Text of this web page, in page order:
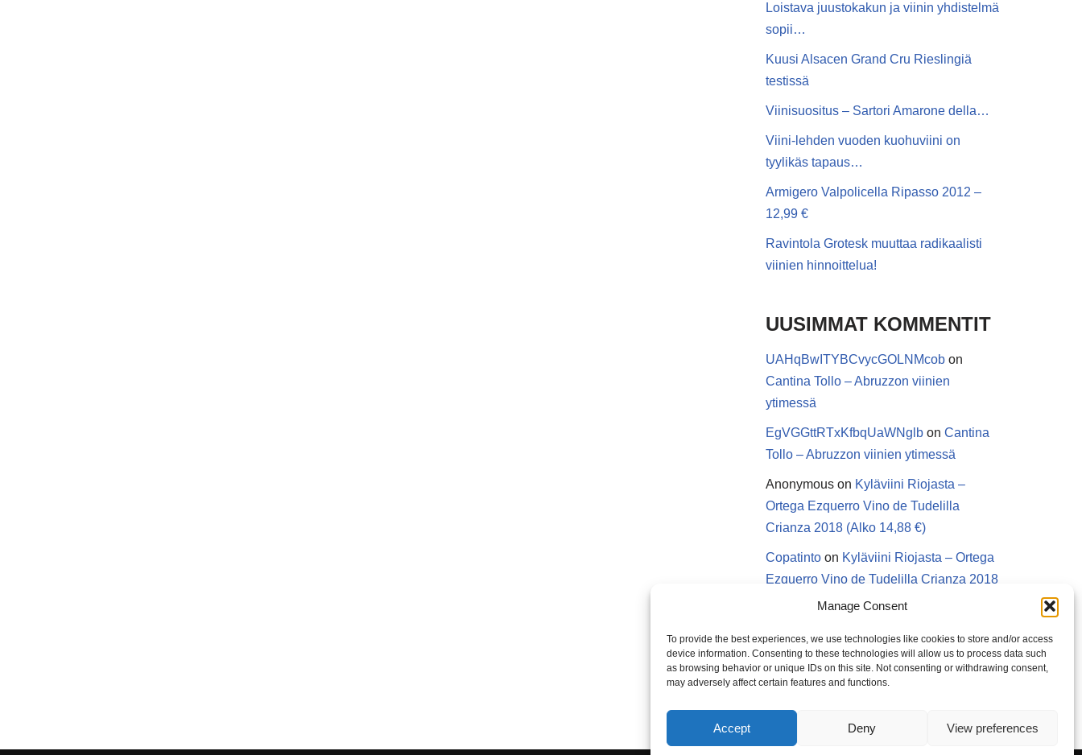
Manage Consent
To provide the best experiences, we use technologies like cookies to store and/or access
device information. Consenting to these technologies will allow us to process data such
as browsing behavior or unique IDs on this site. Not consenting or withdrawing consent,
may adversely affect certain features and functions.
Accept Deny View preferences
Loistava juustokakun ja viinin yhdistelmä
sopii…
Kuusi Alsacen Grand Cru Rieslingiä
testissä
Viinisuositus – Sartori Amarone della…
Viini-lehden vuoden kuohuviini on
tyylikäs tapaus…
Armigero Valpolicella Ripasso 2012 –
12,99 €
Ravintola Grotesk muuttaa radikaalisti
viinien hinnoittelua!
UUSIMMAT KOMMENTIT
UAHqBwITYBCvycGOLNMcob on
Cantina Tollo – Abruzzon viinien
ytimessä
EgVGGttRTxKfbqUaWNglb on Cantina
Tollo – Abruzzon viinien ytimessä
Anonymous on Kyläviini Riojasta –
Ortega Ezquerro Vino de Tudelilla
Crianza 2018 (Alko 14,88 €)
Copatinto on Kyläviini Riojasta – Ortega
Ezquerro Vino de Tudelilla Crianza 2018
(Alko 14,88 €)
Riojasta – Ortega Ezquerro Vino de
Tudelilla Crianza 2018 (Alko 14,88 €)